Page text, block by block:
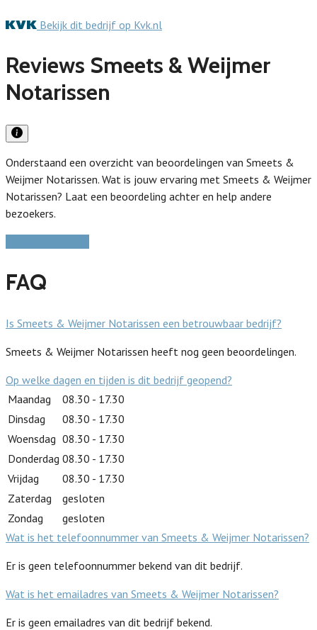
Bekijk dit bedrijf op Kvk.nl
Reviews Smeets & Weijmer
Notarissen
Onderstaand een overzicht van beoordelingen van Smeets &
Weijmer Notarissen. Wat is jouw ervaring met Smeets & Weijmer
Notarissen? Laat een beoordeling achter en help andere
bezoekers.
FAQ
Is Smeets & Weijmer Notarissen een betrouwbaar bedrijf?
Smeets & Weijmer Notarissen heeft nog geen beoordelingen.
Op welke dagen en tijden is dit bedrijf geopend?
Maandag
08.30 - 17.30
Dinsdag
08.30 - 17.30
Woensdag 08.30 - 17.30
Donderdag 08.30 - 17.30
Vrijdag
08.30 - 17.30
Zaterdag
gesloten
Zondag
gesloten
Wat is het telefoonnummer van Smeets & Weijmer Notarissen?
Er is geen telefoonnummer bekend van dit bedrijf.
Wat is het emailadres van Smeets & Weijmer Notarissen?
Er is geen emailadres van dit bedrijf bekend.